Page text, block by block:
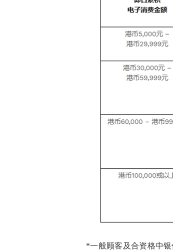
*一般顾客及合资格中